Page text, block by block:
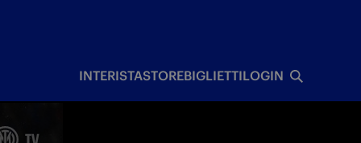
INTERISTASTOREBIGLIETTILOGIN